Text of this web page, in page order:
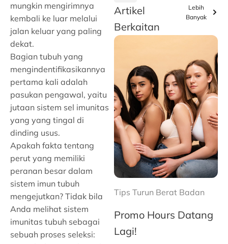
mungkin mengirimnya
kembali ke luar melalui
jalan keluar yang paling
dekat.
Bagian tubuh yang
mengindentifikasikannya
pertama kali adalah
pasukan pengawal, yaitu
jutaan sistem sel imunitas
yang yang tingal di
dinding usus.
Apakah fakta tentang
perut yang memiliki
peranan besar dalam
sistem imun tubuh
mengejutkan? Tidak bila
Anda melihat sistem
imunitas tubuh sebagai
sebuah proses seleksi:
Artikel
Berkaitan
Lebih
Banyak
Tips Turun Berat Badan
Promo Hours Datang
Lagi!